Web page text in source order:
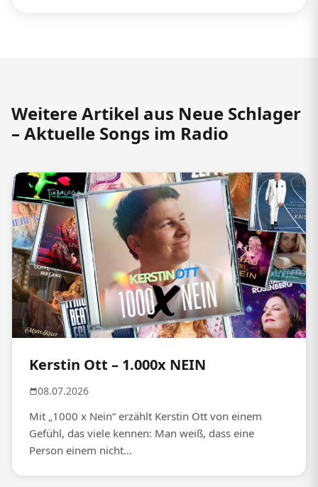
Weitere Artikel aus Neue Schlager
– Aktuelle Songs im Radio
Kerstin Ott – 1.000x NEIN
08.07.2026
Mit „1000 x Nein“ erzählt Kerstin Ott von einem
Gefühl, das viele kennen: Man weiß, dass eine
Person einem nicht...